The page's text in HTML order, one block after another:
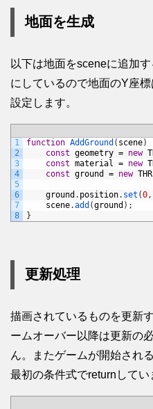
地面を生成
以下は地面をsceneに追加
にしているので地面のY座
設定します。
1
2
3
4
5
6
7
8
function AddGround ( scene)
const geometry = new
const material = new
const ground = new
ground . position. set (0,
scene.add (ground ) ;
}
更新処理
描画されているものを更新
ームオーバー以降は更新の
ん。またゲームが開始され
最初の条件式でreturnしてい